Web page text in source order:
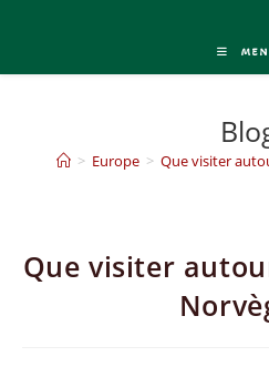
> Europe > Que visiter
Que visiter